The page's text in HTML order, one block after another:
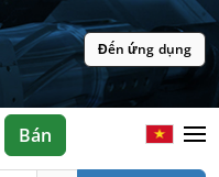
Đến ứng dụng
Bán